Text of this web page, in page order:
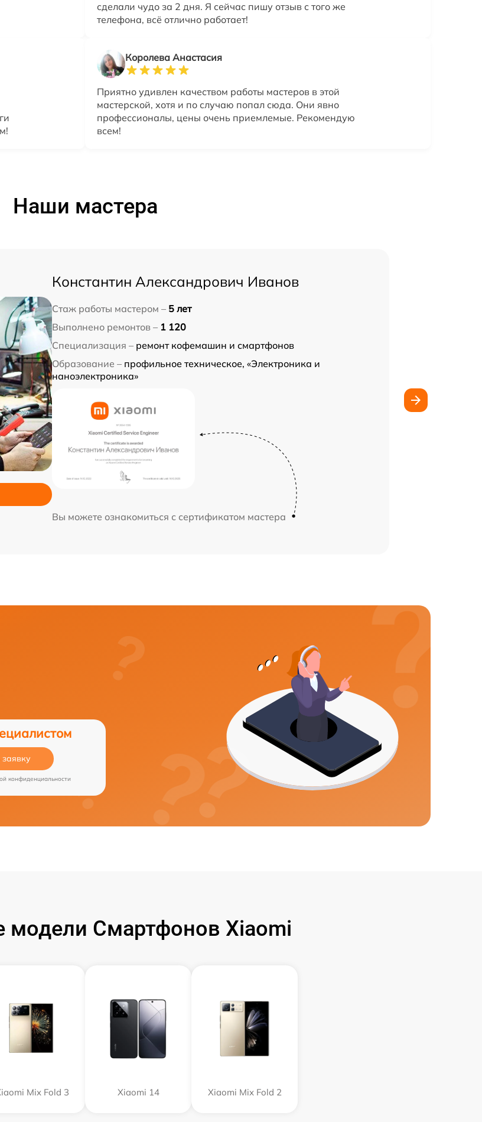
сделали чудо за 2 дня. Я сейчас пишу отзыв с того же
телефона, всё отлично работает!
Королева Анастасия
Приятно удивлен качеством работы мастеров в этой
мастерской, хотя и по случаю попал сюда. Они явно
профессионалы, цены очень приемлемые. Рекомендую
всем!
Наши мастера
Константин Александрович Иванов
Стаж работы мастером – 5 лет
Выполнено ремонтов – 1 120
Специализация – ремонт кофемашин и смартфонов
Образование – профильное техническое, «Электроника и
наноэлектроника»
Вы можете ознакомиться с сертификатом мастера
заявку
конфиденциальности
модели Смартфонов Xiaomi
Mix Fold 3 Xiaomi 14 Xiaomi Mix Fold 2